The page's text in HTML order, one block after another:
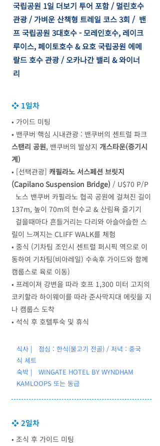
국립공원 1일 더보기 투어 포함 / 멀린호수
관광 / 가벼운 산책형 트레일 코스 3회 / 밴
프 국립공원 3대호수 - 모레인호수, 레이크
루이스, 페이토호수 & 요호 국립공원 에메
랄드 호수 관광 / 오카나간 밸리 & 와이너
리
❖ 1일차
• 가이드 미팅
• 밴쿠버 핵심 시내관광 : 밴쿠버의 센트럴 파크
스탠리 공원, 밴쿠버의 발상지 개스타운(증기시
계)
• [선택관광] 캐필라노 서스페션 브릿지
(Capilano Suspension Bridge) / U$70 P/P
노스 밴쿠버 카필라노 협곡 공원에 걸쳐진 길이
137m, 높이 70m의 현수교 & 산림욕 즐기기
걸을때마다 흔들거리는 다리와 아슬아슬한 스
릴이 느껴지는 CLIFF WALK를 체험
• 중식 (기차팀 조인시 센트럴 퍼시픽 역으로 이
동하여 기차팀(비아레일) 수속후 가이드와 함께
캠룹스로 육로 이동)
• 프레이져 강변을 따라 호프 1,300 미터 고지의
코키할라 하이웨이를 따라 준사막지대 메릿을 지
나 캠룹스 도착
• 석식 후 호텔투숙 및 휴식
식사 | 점심 : 한식(불고기 전골) / 저녁 : 중국
식 세트
숙박 | WINGATE HOTEL BY WYNDHAM
KAMLOOPS 또는 동급
❖ 2일차
• 조식 후 가이드 미팅